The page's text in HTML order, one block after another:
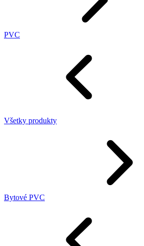
PVC
Všetky produkty
Bytové PVC